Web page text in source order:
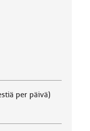
per päivä)